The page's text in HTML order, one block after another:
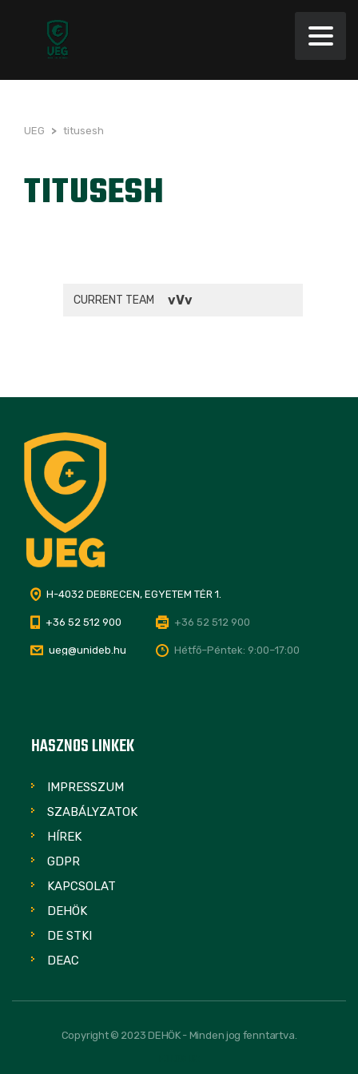
UEG > titusesh
TITUSESH
CURRENT TEAM vVv
H-4032 DEBRECEN, EGYETEM TÉR 1.
+36 52 512 900 +36 52 512 900
ueg@unideb.hu Hétfő–Péntek: 9:00–17:00
HASZNOS LINKEK
IMPRESSZUM
SZABÁLYZATOK
HÍREK
GDPR
KAPCSOLAT
DEHÖK
DE STKI
DEAC
Copyright © 2023 DEHÖK - Minden jog fenntartva.